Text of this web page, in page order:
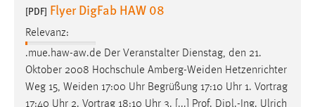
[PDF] Flyer DigFab HAW 08
Relevanz:
.mue.haw-aw.de Der Veranstalter Dienstag, den 21.
Oktober 2008 Hochschule Amberg-Weiden Hetzenrichter
Weg 15, Weiden 17:00 Uhr Begrüßung 17:10 Uhr 1. Vortrag
17:40 Uhr 2. Vortrag 18:10 Uhr 3. [...] Prof. Dipl.-Ing. Ulrich